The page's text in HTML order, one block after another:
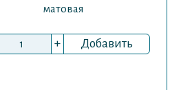
матовая
+ Добавить